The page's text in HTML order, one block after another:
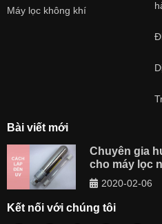
Máy lọc không khí
Bài viết mới
Chuyên gia
cho máy lọc
2020-02-06
Kết nối với chúng tôi